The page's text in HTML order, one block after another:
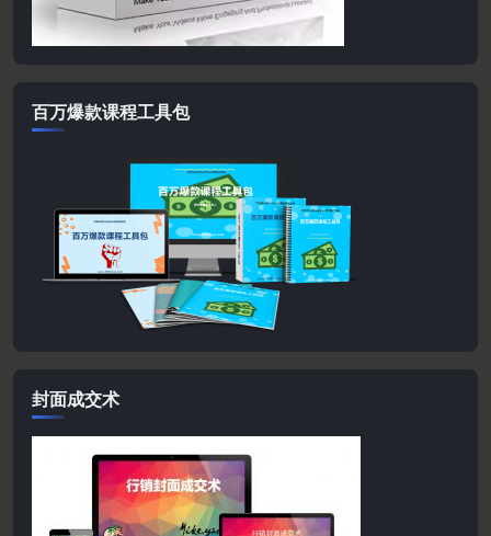
百万爆款课程工具包
封面成交术